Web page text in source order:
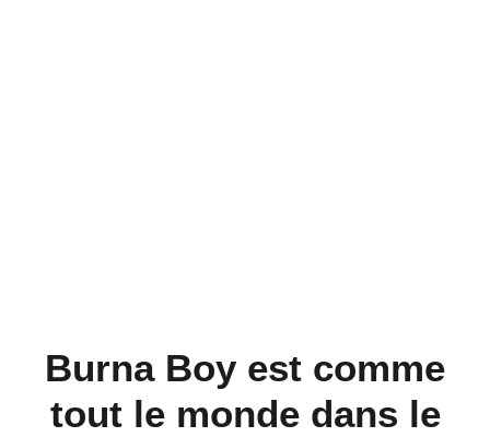
Burna Boy est comme
tout le monde dans le